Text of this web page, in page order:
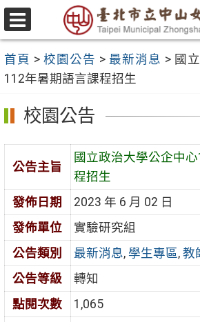
跳
至
要
內
容
區
選
單
首頁 > 校園公告 > 最新消息 > 國
112年暑期語言課程招生
校園公告
公告主旨
國立政治大學公企中
程招生
發佈日期
2023 年 6 月 02 日
發佈單位
實驗研究組
公告類別
最新消息, 學生專區, 教
公告等級
轉知
點閱次數
1,065